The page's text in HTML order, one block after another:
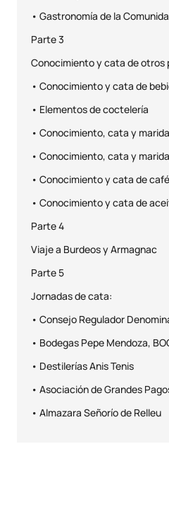
• Gastronomía de la
Parte 3
Conocimiento y cata de otros
• Conocimiento y cata de
• Elementos de coctelería
• Conocimiento, cata y
• Conocimiento, cata y
• Conocimiento y cata de
• Conocimiento y cata de
Parte 4
Viaje a Burdeos y Armagnac
Parte 5
Jornadas de cata:
• Consejo Regulador
• Bodegas Pepe Mendoza,
• Destilerías Anis Tenis
• Asociación de Grandes
• Almazara Señorío de Relleu